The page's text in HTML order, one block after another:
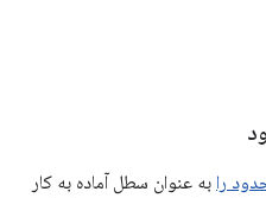
را به عنوان سطل آماده به کار